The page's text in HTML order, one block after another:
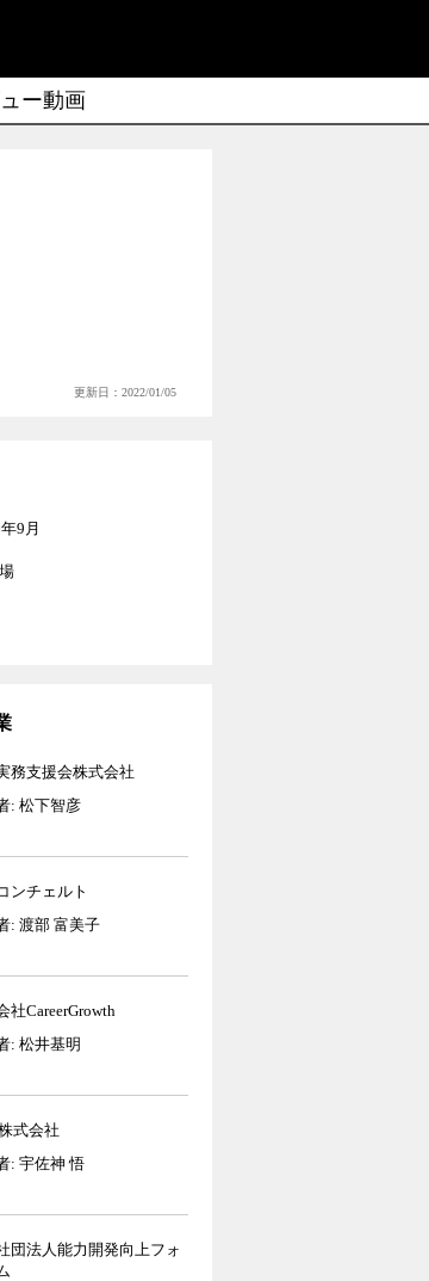
ー動画
更新日：2022/01/05
9月
務支援会株式会社
: 松下智彦
ンチェルト
: 渡部 富美子
社CareerGrowth
: 松井基明
式会社
: 宇佐神 悟
団法人能力開発向上フォ